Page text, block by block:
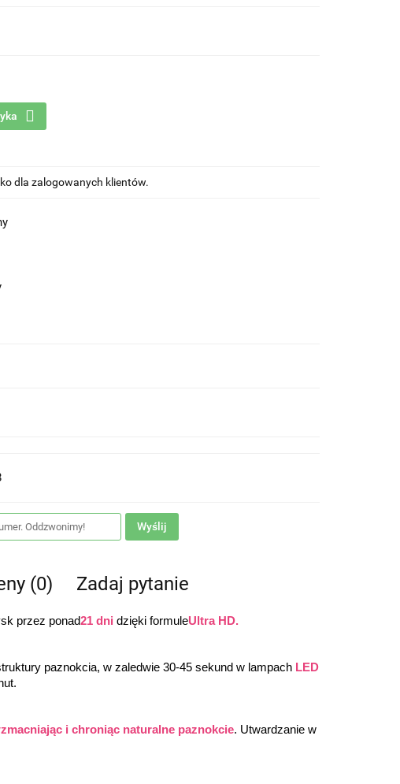
dla zalogowanych klientów.
Wyślij
(0) Zadaj pytanie
przez ponad21 dni dzięki formuleUltra HD.
paznokcia, w zaledwie 30-45 sekund w lampach LED
i chroniąc naturalne paznokcie. Utwardzanie w